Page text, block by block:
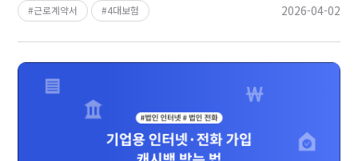
근로계약서 4대보험 2026-04-02